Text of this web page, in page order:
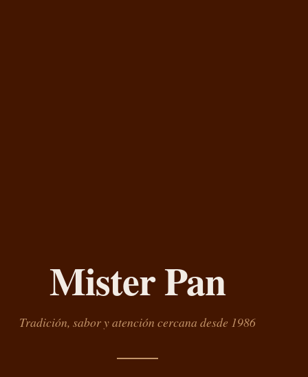
Mister Pan
Tradición, sabor y atención cercana desde 1986